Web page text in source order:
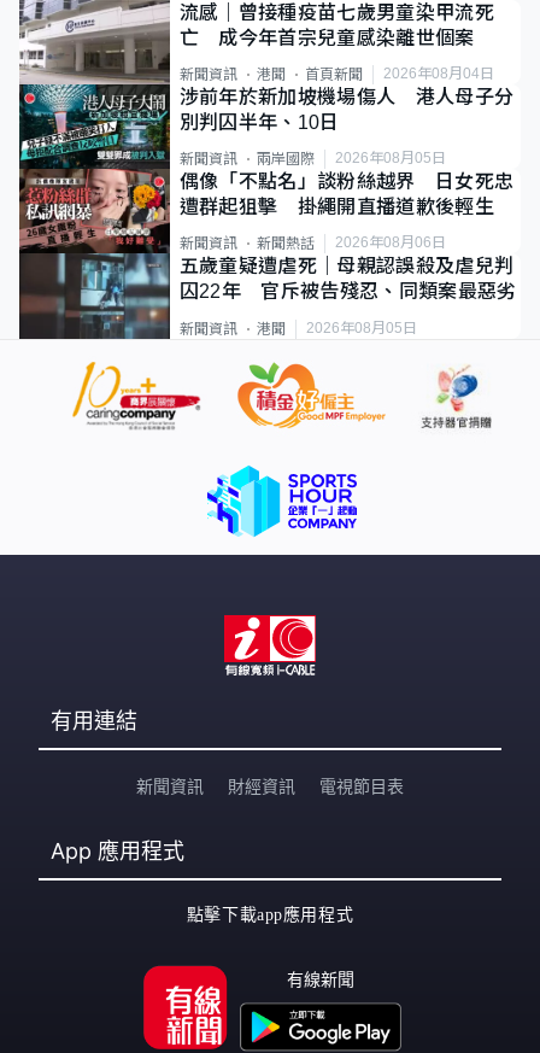
流感｜曾接種疫苗七歲男童染甲流死
亡 成今年首宗兒童感染離世個案
新聞資訊 港聞 首頁新聞 2026年08月04日
涉前年於新加坡機場傷人 港人母子分
別判囚半年、10日
新聞資訊 兩岸國際 2026年08月05日
偶像「不點名」談粉絲越界 日女死忠
遭群起狙擊 掛繩開直播道歉後輕生
新聞資訊 新聞熱話 2026年08月06日
五歲童疑遭虐死｜母親認誤殺及虐兒判
囚22年 官斥被告殘忍、同類案最惡劣
新聞資訊 港聞 2026年08月05日
有用連結
新聞資訊 財經資訊 電視節目表
App 應用程式
點擊下載app應用程式
有線新聞